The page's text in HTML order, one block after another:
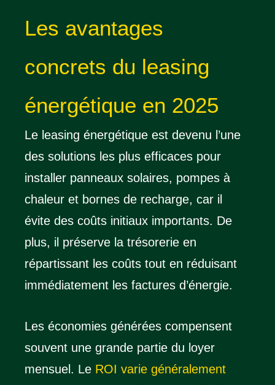
Les avantages
concrets du leasing
énergétique en 2025
Le leasing énergétique est devenu l’une
des solutions les plus efficaces pour
installer panneaux solaires, pompes à
chaleur et bornes de recharge, car il
évite des coûts initiaux importants. De
plus, il préserve la trésorerie en
répartissant les coûts tout en réduisant
immédiatement les factures d’énergie.
Les économies générées compensent
souvent une grande partie du loyer
mensuel. Le ROI varie généralement